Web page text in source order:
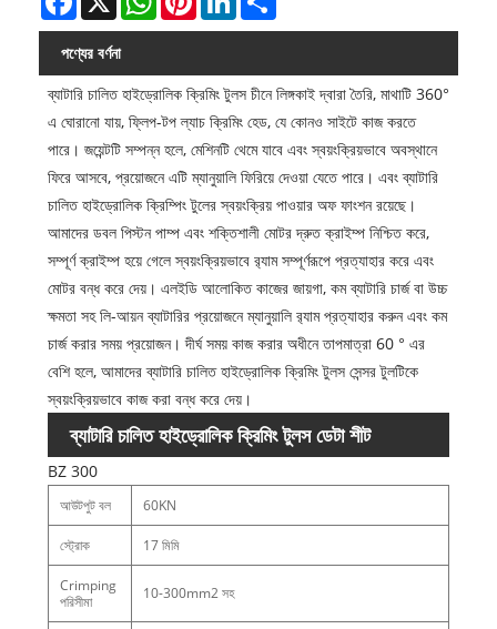
পণ্যের বর্ণনা
ব্যাটারি চালিত হাইড্রোলিক ক্রিমিং টুলস চীনে লিঙ্গকাই দ্বারা তৈরি, মাথাটি 360°
এ ঘোরানো যায়, ফ্লিপ-টপ ল্যাচ ক্রিমিং হেড, যে কোনও সাইটে কাজ করতে
পারে। জয়েন্টটি সম্পন্ন হলে, মেশিনটি থেমে যাবে এবং স্বয়ংক্রিয়ভাবে অবস্থানে
ফিরে আসবে, প্রয়োজনে এটি ম্যানুয়ালি ফিরিয়ে দেওয়া যেতে পারে। এবং ব্যাটারি
চালিত হাইড্রোলিক ক্রিম্পিং টুলের স্বয়ংক্রিয় পাওয়ার অফ ফাংশন রয়েছে।
আমাদের ডবল পিস্টন পাম্প এবং শক্তিশালী মোটর দ্রুত ক্রাইম্প নিশ্চিত করে,
সম্পূর্ণ ক্রাইম্প হয়ে গেলে স্বয়ংক্রিয়ভাবে র‍্যাম সম্পূর্ণরূপে প্রত্যাহার করে এবং
মোটর বন্ধ করে দেয়। এলইডি আলোকিত কাজের জায়গা, কম ব্যাটারি চার্জ বা উচ্চ
ক্ষমতা সহ লি-আয়ন ব্যাটারির প্রয়োজনে ম্যানুয়ালি র‌্যাম প্রত্যাহার করুন এবং কম
চার্জ করার সময় প্রয়োজন। দীর্ঘ সময় কাজ করার অধীনে তাপমাত্রা 60 ° এর
বেশি হলে, আমাদের ব্যাটারি চালিত হাইড্রোলিক ক্রিমিং টুলস সেন্সর টুলটিকে
স্বয়ংক্রিয়ভাবে কাজ করা বন্ধ করে দেয়।
ব্যাটারি চালিত হাইড্রোলিক ক্রিমিং টুলস ডেটা শীট
BZ 300
আউটপুট বল 60KN
স্ট্রোক 17 মিমি
Crimping
পরিসীমা
10-300mm2 সহ